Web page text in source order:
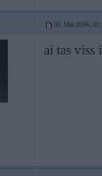
30. Mar 2006,
ai tas